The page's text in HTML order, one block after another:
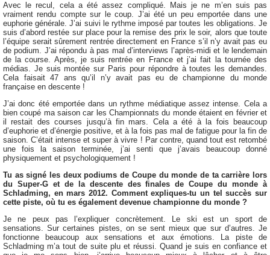
Avec le recul, cela a été assez compliqué. Mais je ne m’en suis pas
vraiment rendu compte sur le coup. J’ai été un peu emportée dans une
euphorie générale. J’ai suivi le rythme imposé par toutes les obligations. Je
suis d’abord restée sur place pour la remise des prix le soir, alors que toute
l’équipe serait sûrement rentrée directement en France s’il n’y avait pas eu
de podium. J’ai répondu à pas mal d’interviews l’après-midi et le lendemain
de la course. Après, je suis rentrée en France et j’ai fait la tournée des
médias. Je suis montée sur Paris pour répondre à toutes les demandes.
Cela faisait 47 ans qu’il n’y avait pas eu de championne du monde
française en descente !
J’ai donc été emportée dans un rythme médiatique assez intense. Cela a
bien coupé ma saison car les Championnats du monde étaient en février et
il restait des courses jusqu’à fin mars. Cela a été à la fois beaucoup
d’euphorie et d’énergie positive, et à la fois pas mal de fatigue pour la fin de
saison. C’était intense et super à vivre ! Par contre, quand tout est retombé
une fois la saison terminée, j’ai senti que j’avais beaucoup donné
physiquement et psychologiquement !
Tu as signé les deux podiums de Coupe du monde de ta carrière lors
du Super-G et de la descente des finales de Coupe du monde à
Schladming, en mars 2012. Comment expliques-tu un tel succès sur
cette piste, où tu es également devenue championne du monde ?
Je ne peux pas l’expliquer concrètement. Le ski est un sport de
sensations. Sur certaines pistes, on se sent mieux que sur d’autres. Je
fonctionne beaucoup aux sensations et aux émotions. La piste de
Schladming m’a tout de suite plu et réussi. Quand je suis en confiance et